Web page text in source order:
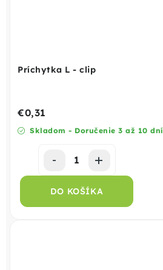
Príchytka L - clip
Skladom - Doručenie 3 až 10 dní
€0,31
DO KOŠÍKA